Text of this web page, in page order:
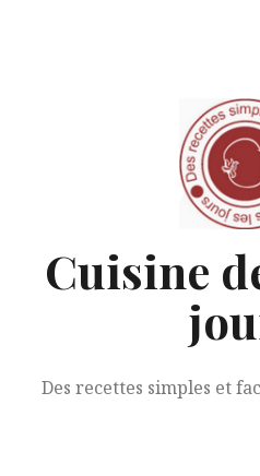
Cuisine
Des recettes simples et